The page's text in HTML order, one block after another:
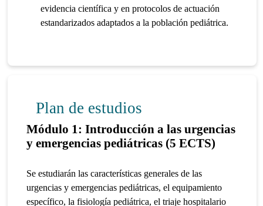
evidencia científica y en protocolos de actuación
estandarizados adaptados a la población pediátrica.
Plan de estudios
Módulo 1: Introducción a las urgencias
y emergencias pediátricas (5 ECTS)
Se estudiarán las características generales de las
urgencias y emergencias pediátricas, el equipamiento
específico, la fisiología pediátrica, el triaje hospitalario